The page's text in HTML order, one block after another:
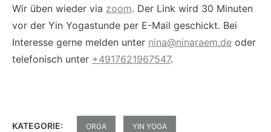
Wir üben wieder via zoom. Der Link wird 30 Minuten
vor der Yin Yogastunde per E-Mail geschickt. Bei
Interesse gerne melden unter nina@ninaraem.de oder
telefonisch unter +4917621967547.
KATEGORIE: ORGA YIN YOGA